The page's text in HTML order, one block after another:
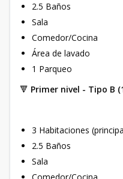
2.5 Baños
Sala
Comedor/Cocina
Área de lavado
1 Parqueo
🔻 Primer nivel - Tipo B
3 Habitaciones
2.5 Baños
Sala